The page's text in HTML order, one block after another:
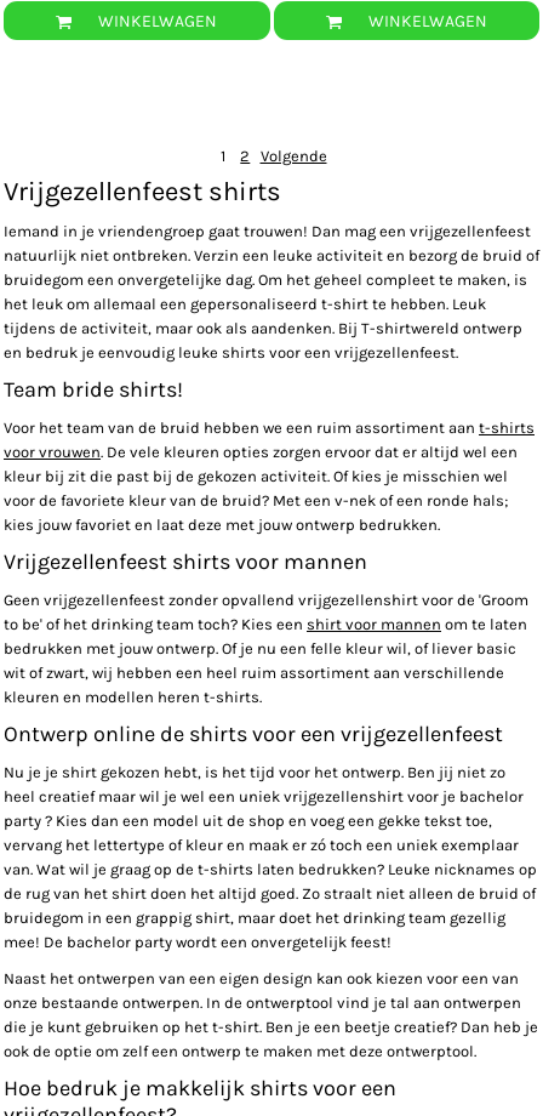
WINKELWAGEN WINKELWAGEN
1 2 Volgende
Vrijgezellenfeest shirts
Iemand in je vriendengroep gaat trouwen! Dan mag een vrijgezellenfeest
natuurlijk niet ontbreken. Verzin een leuke activiteit en bezorg de bruid of
bruidegom een onvergetelijke dag. Om het geheel compleet te maken, is
het leuk om allemaal een gepersonaliseerd t-shirt te hebben. Leuk
tijdens de activiteit, maar ook als aandenken. Bij T-shirtwereld ontwerp
en bedruk je eenvoudig leuke shirts voor een vrijgezellenfeest.
Team bride shirts!
Voor het team van de bruid hebben we een ruim assortiment aan t-shirts
voor vrouwen. De vele kleuren opties zorgen ervoor dat er altijd wel een
kleur bij zit die past bij de gekozen activiteit. Of kies je misschien wel
voor de favoriete kleur van de bruid? Met een v-nek of een ronde hals;
kies jouw favoriet en laat deze met jouw ontwerp bedrukken.
Vrijgezellenfeest shirts voor mannen
Geen vrijgezellenfeest zonder opvallend vrijgezellenshirt voor de 'Groom
to be' of het drinking team toch? Kies een shirt voor mannen om te laten
bedrukken met jouw ontwerp. Of je nu een felle kleur wil, of liever basic
wit of zwart, wij hebben een heel ruim assortiment aan verschillende
kleuren en modellen heren t-shirts.
Ontwerp online de shirts voor een vrijgezellenfeest
Nu je je shirt gekozen hebt, is het tijd voor het ontwerp. Ben jij niet zo
heel creatief maar wil je wel een uniek vrijgezellenshirt voor je bachelor
party ? Kies dan een model uit de shop en voeg een gekke tekst toe,
vervang het lettertype of kleur en maak er zó toch een uniek exemplaar
van. Wat wil je graag op de t-shirts laten bedrukken? Leuke nicknames op
de rug van het shirt doen het altijd goed. Zo straalt niet alleen de bruid of
bruidegom in een grappig shirt, maar doet het drinking team gezellig
mee! De bachelor party wordt een onvergetelijk feest!
Naast het ontwerpen van een eigen design kan ook kiezen voor een van
onze bestaande ontwerpen. In de ontwerptool vind je tal aan ontwerpen
die je kunt gebruiken op het t-shirt. Ben je een beetje creatief? Dan heb je
ook de optie om zelf een ontwerp te maken met deze ontwerptool.
Hoe bedruk je makkelijk shirts voor een